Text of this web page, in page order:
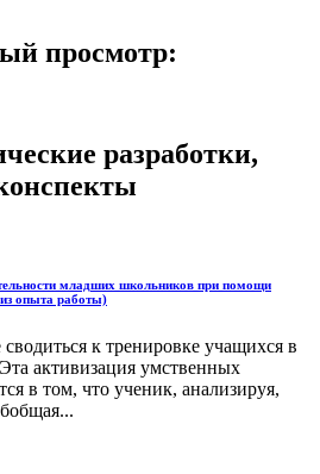
просмотр:
разработки,
младших школьников при помощи
опыта работы)
к тренировке учащихся в
активизация умственных
в том, что ученик, анализируя,